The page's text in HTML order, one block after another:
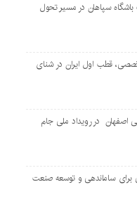
سپاهان در مسیر تحول
۱۰۳ مرکز تخصصی، قطب اول ایران در شنای
اصفهان در رویداد ملی جام
برای ساماندهی و توسعه صنعت